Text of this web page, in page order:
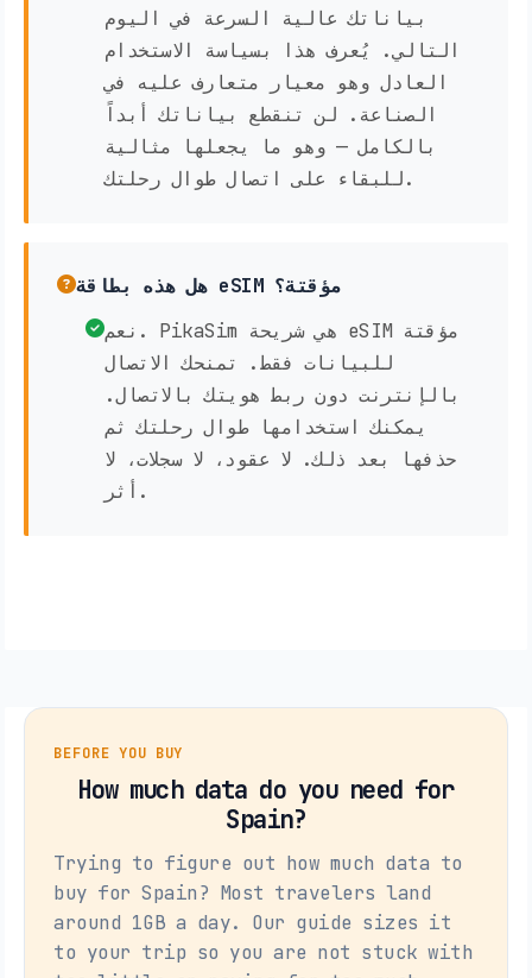
بياناتك عالية السرعة في اليوم
التالي. يُعرف هذا بسياسة الاستخدام
العادل وهو معيار متعارف عليه في
الصناعة. لن تنقطع بياناتك أبداً
بالكامل — وهو ما يجعلها مثالية
للبقاء على اتصال طوال رحلتك.
هل هذه بطاقة eSIM مؤقتة؟
نعم. PikaSim هي شريحة eSIM مؤقتة
للبيانات فقط. تمنحك الاتصال
بالإنترنت دون ربط هويتك بالاتصال.
يمكنك استخدامها طوال رحلتك ثم
حذفها بعد ذلك. لا عقود، لا سجلات، لا
أثر.
BEFORE YOU BUY
How much data do you need for
Spain?
Trying to figure out how much data to
buy for Spain? Most travelers land
around 1GB a day. Our guide sizes it
to your trip so you are not stuck with